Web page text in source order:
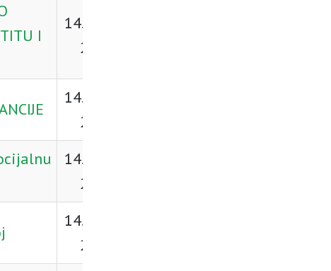
I
14. ožujka
2026.
14. ožujka
2026.
14. ožujka
2026.
14. ožujka
2026.